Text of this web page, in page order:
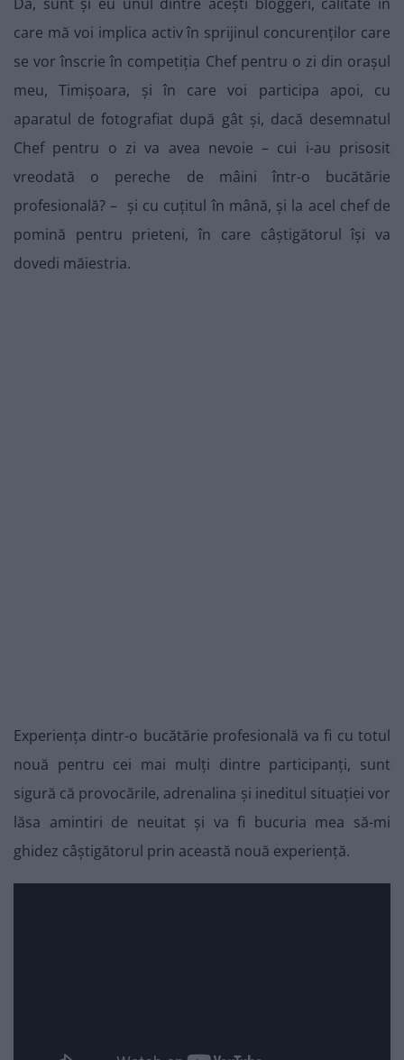
care mă voi implica activ în sprijinul concurenților care
se vor înscrie în competiția Chef pentru o zi din orașul
meu, Timișoara, și în care voi participa apoi, cu
aparatul de fotografiat după gât și, dacă desemnatul
Chef pentru o zi va avea nevoie – cui i-au prisosit
vreodată o pereche de mâini într-o bucătărie
profesională? – și cu cuțitul în mână, și la acel chef de
pomină pentru prieteni, în care câștigătorul își va
dovedi măiestria.
Experiența dintr-o bucătărie profesională va fi cu totul
nouă pentru cei mai mulți dintre participanți, sunt
sigură că provocările, adrenalina și ineditul situației vor
lăsa amintiri de neuitat și va fi bucuria mea să-mi
ghidez câștigătorul prin această nouă experiență.